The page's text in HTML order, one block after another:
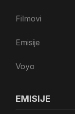
Filmovi
Emisije
Voyo
EMISIJE